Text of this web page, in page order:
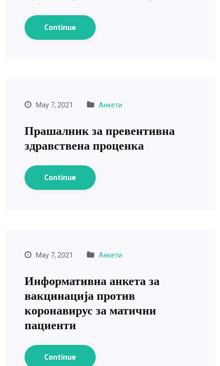
Continue
May 7, 2021 Анкети
Прашалник за превентивна
здравствена проценка
Continue
May 7, 2021 Анкети
Информативна анкета за
вакцинација против
коронавирус за матични
пациенти
Continue